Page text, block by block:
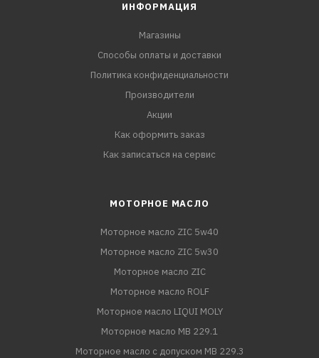
ИНФОРМАЦИЯ
Магазины
Способы оплаты и доставки
Политика конфиденциальности
Производители
Акции
Как оформить заказ
Как записаться на сервис
МОТОРНОЕ МАСЛО
Моторное масло ZIC 5w40
Моторное масло ZIC 5w30
Моторное масло ZIC
Моторное масло ROLF
Моторное масло LIQUI MOLY
Моторное масло MB 229.1
Моторное масло с допуском MB 229.3